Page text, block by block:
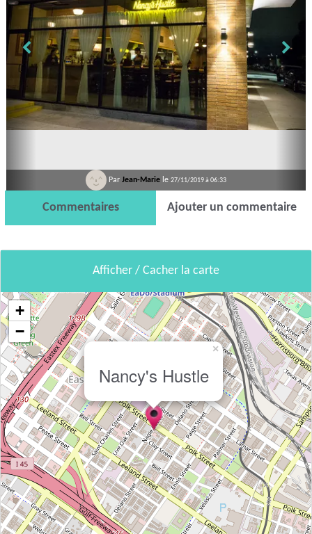
Par Jean-Marie le 27/11/2019 à 06:33
Commentaires Ajouter un commentaire
Afficher / Cacher la carte
Nancy's Hustle
×
+
−